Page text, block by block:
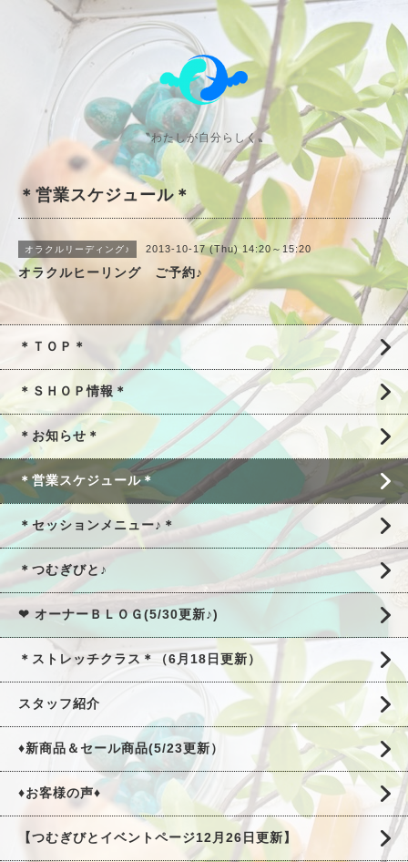
〝わたしが自分らしく〟
＊営業スケジュール＊
オラクルリーディング♪ 2013-10-17 (Thu) 14:20～15:20
オラクルヒーリング ご予約♪
＊ＴＯＰ＊
＊ＳＨＯＰ情報＊
＊お知らせ＊
＊営業スケジュール＊
＊セッションメニュー♪＊
＊つむぎびと♪
❤ オーナーＢＬＯＧ(5/30更新♪)
＊ストレッチクラス＊（6月18日更新）
スタッフ紹介
♦新商品＆セール商品(5/23更新）
♦お客様の声♦
【つむぎびとイベントページ12月26日更新】